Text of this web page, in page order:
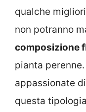
qualche
non potranno
composizione
pianta
appassionate di
questa